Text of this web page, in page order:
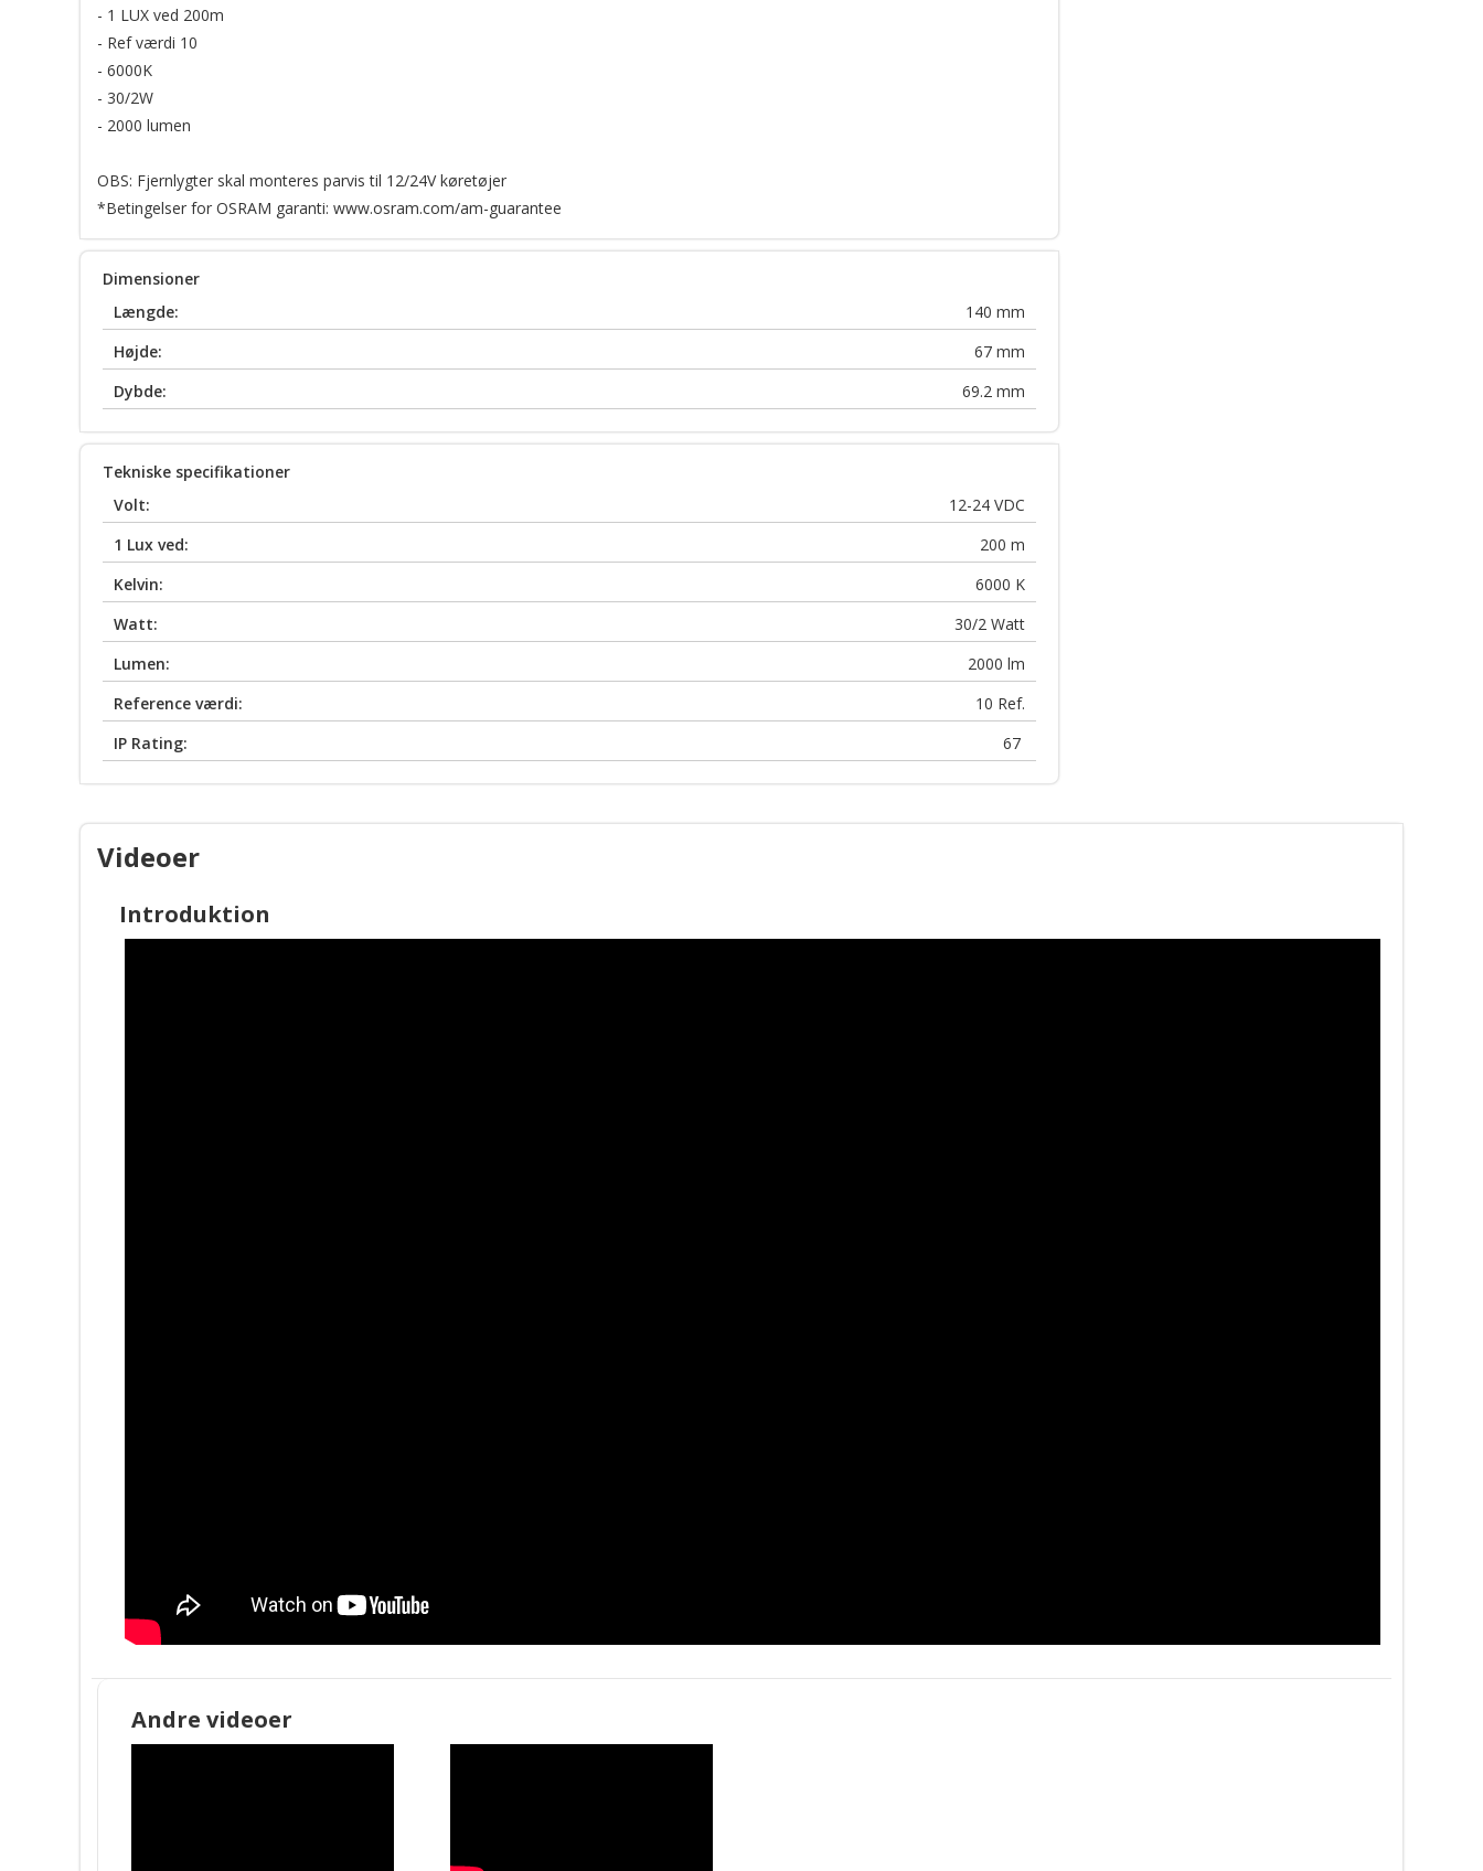
- 1 LUX ved 200m
- Ref værdi 10
- 6000K
- 30/2W
- 2000 lumen
OBS: Fjernlygter skal monteres parvis til 12/24V køretøjer
*Betingelser for OSRAM garanti: www.osram.com/am-guarantee
Dimensioner
Længde:
140 mm
Højde:
67 mm
Dybde:
69.2 mm
Tekniske specifikationer
Volt:
12-24 VDC
1 Lux ved:
200 m
Kelvin:
6000 K
Watt:
30/2 Watt
Lumen:
2000 lm
Reference værdi:
10 Ref.
IP Rating:
67
Videoer
Introduktion
Andre videoer